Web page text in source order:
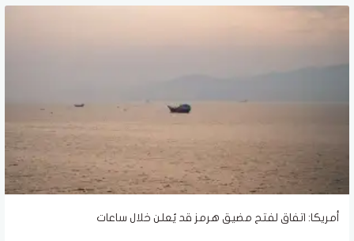
أمريكا: اتفاق لفتح مضيق هرمز قد يُعلن خلال ساعات